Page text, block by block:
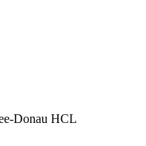
Donau HCL